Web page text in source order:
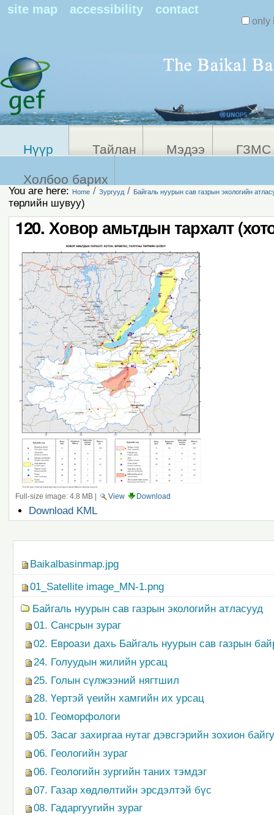
site map accessibility contact
only
Нүүр Тайлан Мэдээ ГЗМС
Холбоо барих
You are here: Home / Зургууд / Байгаль нуурын сав газрын экологийн
төрлийн шувуу)
120. Ховор амьтдын тархалт
Full-size image: 4.8 MB| View Download
Document
Actions
Download KML
Baikalbasinmap.jpg
01_Satellite image_MN-1.png
Байгаль нуурын сав газрын экологийн атласууд
01. Сансрын зураг
02. Евроази дахь Байгаль нуурын сав газрын
24. Голуудын жилийн урсац
25. Голын сүлжээний нягтшил
28. Үертэй үеийн хамгийн их урсац
10. Геоморфологи
05. Засаг захиргаа нутаг дэвсгэрийн зохион
06. Геологийн зураг
06. Геологийн зургийн таних тэмдэг
07. Газар хөдлөлтийн эрсдэлтэй бүс
08. Гадаргуугийн зураг